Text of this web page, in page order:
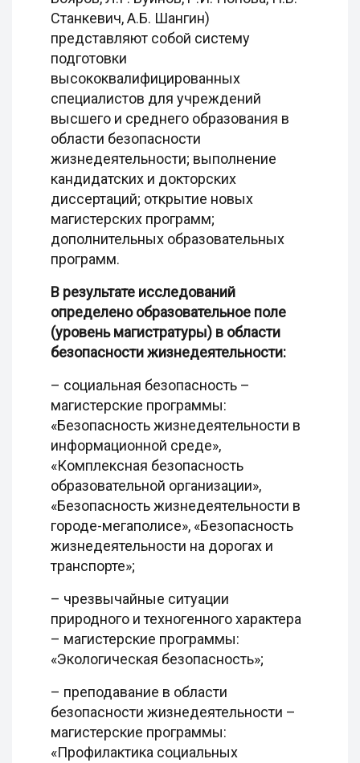
Станкевич, А.Б. Шангин)
представляют собой систему
подготовки
высококвалифицированных
специалистов для учреждений
высшего и среднего образования в
области безопасности
жизнедеятельности; выполнение
кандидатских и докторских
диссертаций; открытие новых
магистерских программ;
дополнительных образовательных
программ.
В результате исследований
определено образовательное поле
(уровень магистратуры) в области
безопасности жизнедеятельности:
– социальная безопасность –
магистерские программы:
«Безопасность жизнедеятельности в
информационной среде»,
«Комплексная безопасность
образовательной организации»,
«Безопасность жизнедеятельности в
городе-мегаполисе», «Безопасность
жизнедеятельности на дорогах и
транспорте»;
– чрезвычайные ситуации
природного и техногенного характера
– магистерские программы:
«Экологическая безопасность»;
– преподавание в области
безопасности жизнедеятельности –
магистерские программы:
«Профилактика социальных